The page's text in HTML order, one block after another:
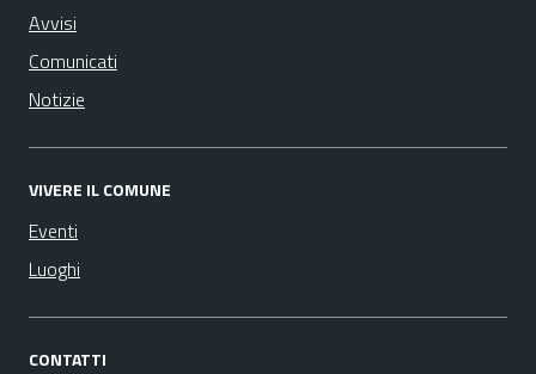
Avvisi
Comunicati
Notizie
VIVERE IL COMUNE
Eventi
Luoghi
CONTATTI